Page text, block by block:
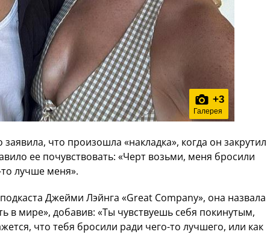
+3
Галерея
что произошла «накладка», когда он закрутил
ее почувствовать: «Черт возьми, меня бросили
лучше меня».
Джейми Лэйнга «Great Company», она назвала
в мире», добавив: «Ты чувствуешь себя покинутым,
что тебя бросили ради чего-то лучшего, или как